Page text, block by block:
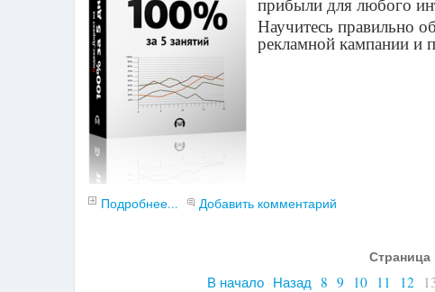
Научитесь правильно
рекламной кампании и
Подробнее... Добавить комментарий
Страница
В начало Назад 8 9 10 11 12